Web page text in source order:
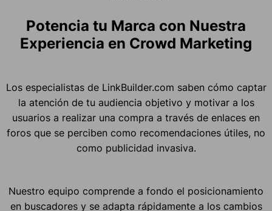
Potencia tu Marca con Nuestra
Experiencia en Crowd Marketing
Los especialistas de LinkBuilder.com saben cómo captar
la atención de tu audiencia objetivo y motivar a los
usuarios a realizar una compra a través de enlaces en
foros que se perciben como recomendaciones útiles, no
como publicidad invasiva.
Nuestro equipo comprende a fondo el posicionamiento
en buscadores y se adapta rápidamente a los cambios